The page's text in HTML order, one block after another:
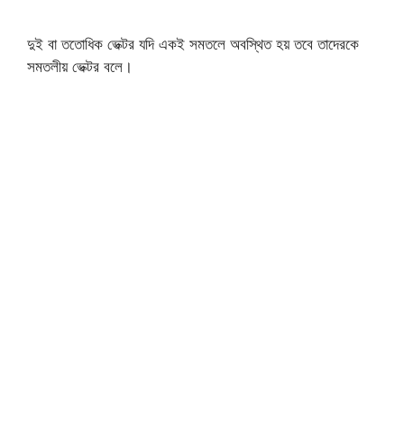
দুই বা ততোধিক ভেক্টর যদি একই সমতলে অবস্থিত হয় তবে তাদেরকে
সমতলীয় ভেক্টর বলে।